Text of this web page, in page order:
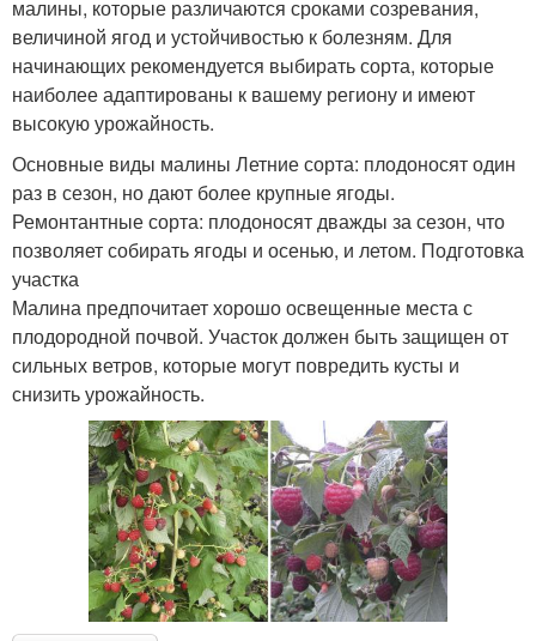
малины, которые различаются сроками созревания,
величиной ягод и устойчивостью к болезням. Для
начинающих рекомендуется выбирать сорта, которые
наиболее адаптированы к вашему региону и имеют
высокую урожайность.
Основные виды малины Летние сорта: плодоносят один
раз в сезон, но дают более крупные ягоды.
Ремонтантные сорта: плодоносят дважды за сезон, что
позволяет собирать ягоды и осенью, и летом. Подготовка
участка
Малина предпочитает хорошо освещенные места с
плодородной почвой. Участок должен быть защищен от
сильных ветров, которые могут повредить кусты и
снизить урожайность.